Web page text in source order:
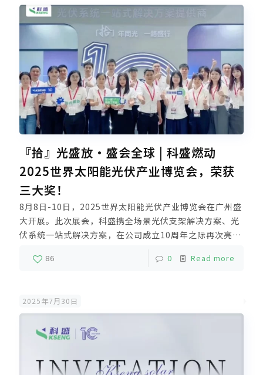
『拾』光盛放·盛会全球 | 科盛燃动
2025世界太阳能光伏产业博览会，荣获
三大奖！
8月8日-10日，2025世界太阳能光伏产业博览会在广州盛
大开展。此次展会，科盛携全场景光伏支架解决方案、光
伏系统一站式解决方案，在公司成立10周年之际再次亮相
11.2馆A472展位，与全球光伏人携手追光，共同探索新
能源时代发展的新生机。
86 0 Read more
2025年7月30日